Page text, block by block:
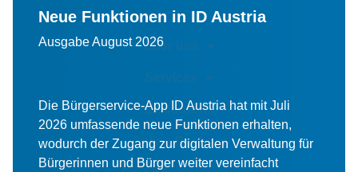
Neue Funktionen in ID Austria
Ausgabe August 2026
Die Bürgerservice-App ID Austria hat mit Juli
2026 umfassende neue Funktionen erhalten,
wodurch der Zugang zur digitalen Verwaltung für
Bürgerinnen und Bürger weiter vereinfacht
Über uns
Steuernews
Online-Rechner